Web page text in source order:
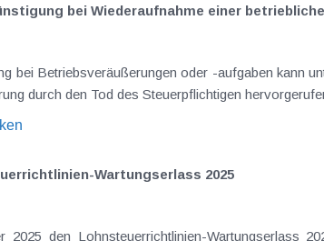
bei Wiederaufnahme einer
bei Betriebsveräußerungen oder -aufgaben kann
durch den Tod des Steuerpflichtigen
Wartungserlass 2025
den Lohnsteuerrichtlinien-Wartungserlass